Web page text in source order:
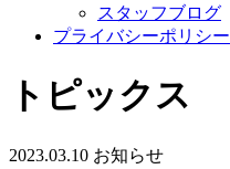
スタッフブログ
プライバシーポリシー
トピックス
2023.03.10 お知らせ